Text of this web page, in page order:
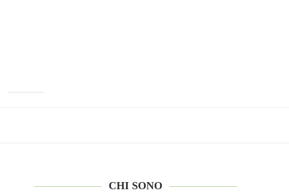
CHI SONO